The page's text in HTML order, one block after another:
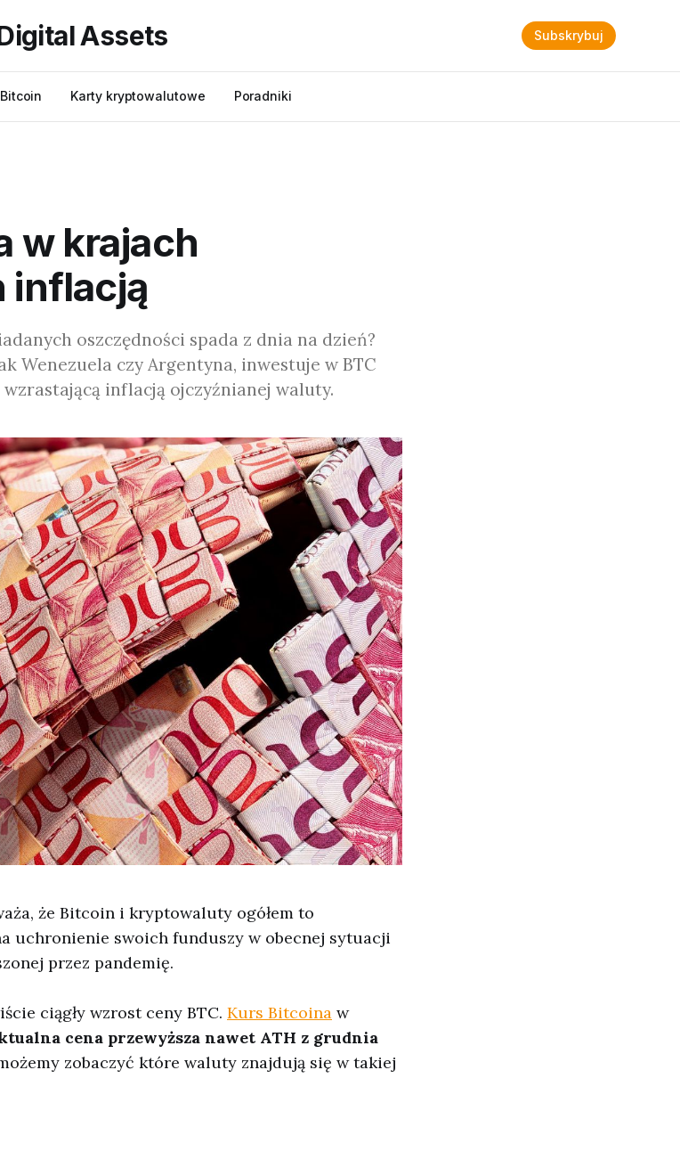
Assets
Karty kryptowalutowe Poradniki
Subskrybuj
w krajach
inflacją
oszczędności spada z dnia na dzień?
Wenezuela czy Argentyna, inwestuje w BTC
inflacją ojczyźnianej waluty.
że Bitcoin i kryptowaluty ogółem to
uchronienie swoich funduszy w obecnej sytuacji
przez pandemię.
ciągły wzrost ceny BTC. Kurs Bitcoina w
cena przewyższa nawet ATH z grudnia
zobaczyć które waluty znajdują się w takiej